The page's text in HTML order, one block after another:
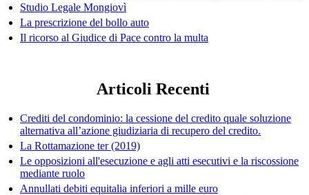
Studio Legale Mongiovì
La prescrizione del bollo auto
Il ricorso al Giudice di Pace contro la multa
Articoli Recenti
Crediti del condominio: la cessione del credito quale soluzione
alternativa all’azione giudiziaria di recupero del credito.
La Rottamazione ter (2019)
Le opposizioni all'esecuzione e agli atti esecutivi e la riscossione
mediante ruolo
Annullati debiti equitalia inferiori a mille euro